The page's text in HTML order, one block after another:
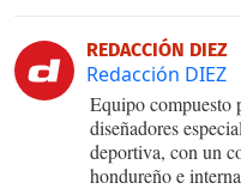
REDACCIÓN DIEZ
Redacción DIEZ
Equipo compuesto
diseñadores
deportiva, con un
hondureño e